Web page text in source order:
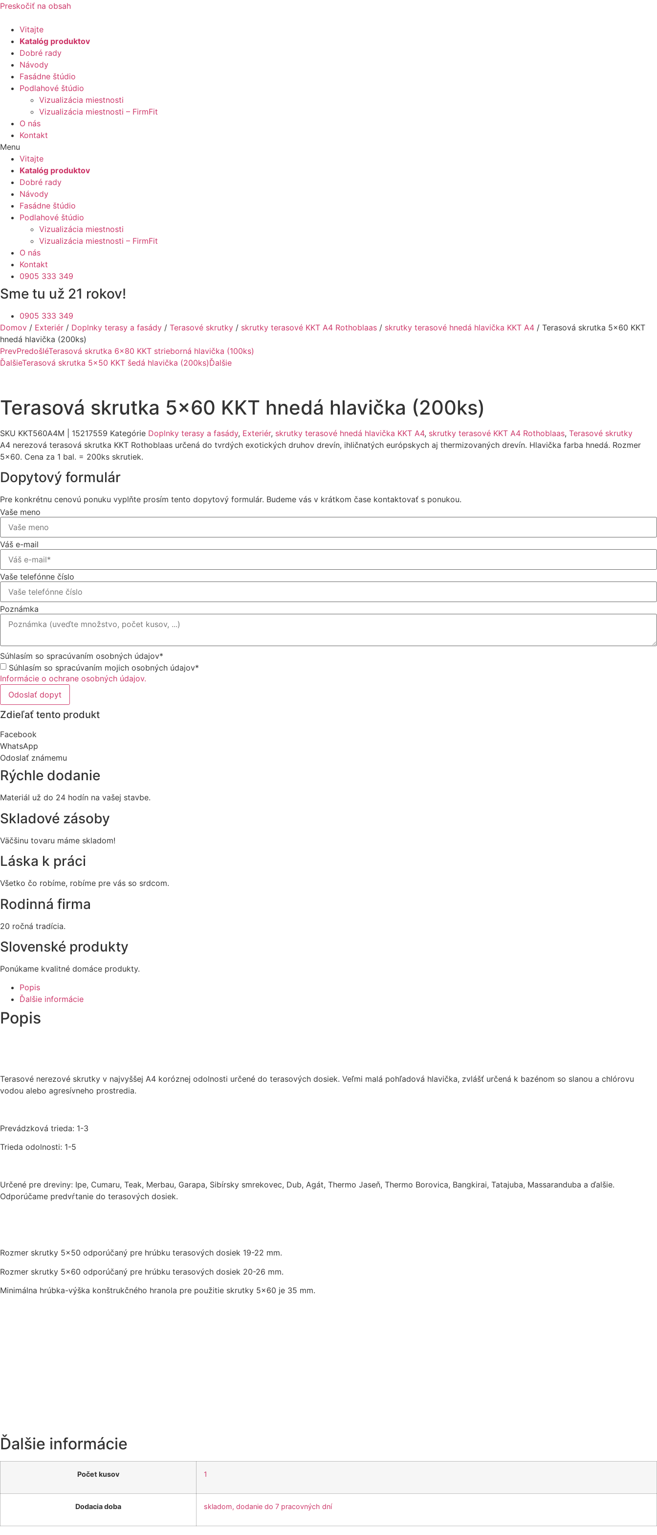
Preskočiť na obsah
Vitajte
Katalóg produktov
Dobré rady
Návody
Fasádne štúdio
Podlahové štúdio
Vizualizácia miestnosti
Vizualizácia miestnosti – FirmFit
O nás
Kontakt
Menu
Vitajte
Katalóg produktov
Dobré rady
Návody
Fasádne štúdio
Podlahové štúdio
Vizualizácia miestnosti
Vizualizácia miestnosti – FirmFit
O nás
Kontakt
0905 333 349
Sme tu už 21 rokov!
0905 333 349
Domov / Exteriér / Doplnky terasy a fasády / Terasové skrutky / skrutky terasové KKT A4 Rothoblaas / skrutky terasové hnedá hlavička KKT A4 / Terasová skrutka 5×60 KKT
hnedá hlavička (200ks)
PrevPredošléTerasová skrutka 6×80 KKT strieborná hlavička (100ks)
ĎalšieTerasová skrutka 5×50 KKT šedá hlavička (200ks)Ďalšie
Terasová skrutka 5×60 KKT hnedá hlavička (200ks)
SKU KKT560A4M | 15217559 Kategórie Doplnky terasy a fasády, Exteriér, skrutky terasové hnedá hlavička KKT A4, skrutky terasové KKT A4 Rothoblaas, Terasové skrutky
A4 nerezová terasová skrutka KKT Rothoblaas určená do tvrdých exotických druhov drevín, ihličnatých európskych aj thermizovaných drevín. Hlavička farba hnedá. Rozmer
5×60. Cena za 1 bal. = 200ks skrutiek.
Dopytový formulár
Pre konkrétnu cenovú ponuku vyplňte prosím tento dopytový formulár. Budeme vás v krátkom čase kontaktovať s ponukou.
Vaše meno
Váš e-mail
Vaše telefónne číslo
Poznámka
Súhlasím so spracúvaním osobných údajov*
Súhlasím so spracúvaním mojich osobných údajov*
Informácie o ochrane osobných údajov.
Odoslať dopyt
Zdieľať tento produkt
Facebook
WhatsApp
Odoslať známemu
Rýchle dodanie
Materiál už do 24 hodín na vašej stavbe.
Skladové zásoby
Väčšinu tovaru máme skladom!
Láska k práci
Všetko čo robíme, robíme pre vás so srdcom.
Rodinná firma
20 ročná tradícia.
Slovenské produkty
Ponúkame kvalitné domáce produkty.
Popis
Ďalšie informácie
Popis
Terasové nerezové skrutky v najvyššej A4 koróznej odolnosti určené do terasových dosiek. Veľmi malá pohľadová hlavička, zvlášť určená k bazénom so slanou a chlórovu
vodou alebo agresívneho prostredia.
Prevádzková trieda: 1-3
Trieda odolnosti: 1-5
Určené pre dreviny: Ipe, Cumaru, Teak, Merbau, Garapa, Sibírsky smrekovec, Dub, Agát, Thermo Jaseň, Thermo Borovica, Bangkirai, Tatajuba, Massaranduba a ďalšie.
Odporúčame predvŕtanie do terasových dosiek.
Rozmer skrutky 5×50 odporúčaný pre hrúbku terasových dosiek 19-22 mm.
Rozmer skrutky 5×60 odporúčaný pre hrúbku terasových dosiek 20-26 mm.
Minimálna hrúbka-výška konštrukčného hranola pre použitie skrutky 5×60 je 35 mm.
Ďalšie informácie
Počet kusov 1
Dodacia doba skladom, dodanie do 7 pracovných dní